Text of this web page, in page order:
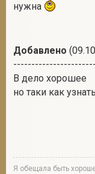
нужна
Добавлено
В дело хорошее
но таки как
Я обещала быть